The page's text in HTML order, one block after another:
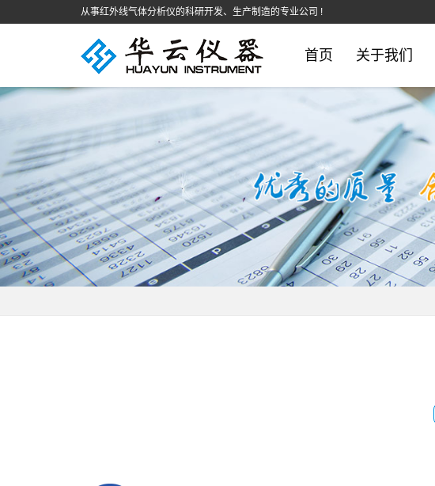
从事红外线气体分析仪的科研开发、生产制造的专业公司 !
首页 关于我们